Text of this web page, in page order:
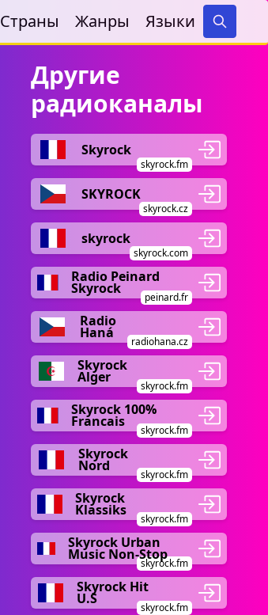
Страны Жанры Языки
Search
Другие
радиоканалы
Skyrock
skyrock.fm
SKYROCK
skyrock.cz
skyrock
skyrock.com
Radio Peinard
Skyrock
peinard.fr
Radio
Haná
radiohana.cz
Skyrock
Alger
skyrock.fm
Skyrock 100%
Francais
skyrock.fm
Skyrock
Nord
skyrock.fm
Skyrock
Klassiks
skyrock.fm
Skyrock Urban
Music Non-Stop
skyrock.fm
Skyrock Hit
U.S
skyrock.fm